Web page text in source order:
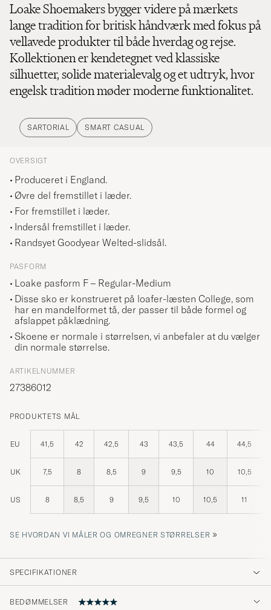
Loake Shoemakers bygger videre på mærkets
lange tradition for britisk håndværk med fokus på
vellavede produkter til både hverdag og rejse.
Kollektionen er kendetegnet ved klassiske
silhuetter, solide materialevalg og et udtryk, hvor
engelsk tradition møder moderne funktionalitet.
SARTORIAL SMART CASUAL
OVERSIGT
Produceret i England.
Øvre del fremstillet i læder.
For fremstillet i læder.
Indersål fremstillet i læder.
Randsyet Goodyear Welted-slidsål.
PASFORM
Loake pasform F – Regular-Medium
Disse sko er konstrueret på loafer-læsten College, som
har en mandelformet tå, der passer til både formel og
afslappet påklædning.
Skoene er normale i størrelsen, vi anbefaler at du vælger
din normale størrelse.
ARTIKELNUMMER
27386012
PRODUKTETS MÅL
EU 41,5 42 42,5 43 43,5 44 44,5
UK 7,5 8 8,5 9 9,5 10 10,5
US 8 8,5 9 9,5 10 10,5 11
SE HVORDAN VI MÅLER OG OMREGNER STØRRELSER »
SPECIFIKATIONER
BEDØMMELSER